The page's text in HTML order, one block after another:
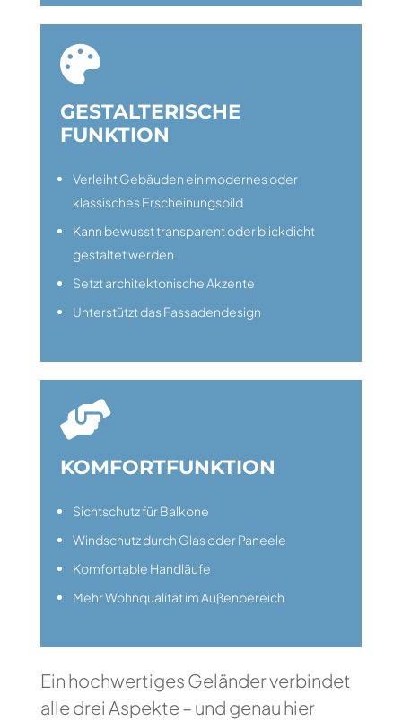

GESTALTERISCHE
FUNKTION
Verleiht Gebäuden ein modernes oder
klassisches Erscheinungsbild
Kann bewusst transparent oder blickdicht
gestaltet werden
Setzt architektonische Akzente
Unterstützt das Fassadendesign

KOMFORTFUNKTION
Sichtschutz für Balkone
Windschutz durch Glas oder Paneele
Komfortable Handläufe
Mehr Wohnqualität im Außenbereich
Ein hochwertiges Geländer verbindet
alle drei Aspekte – und genau hier